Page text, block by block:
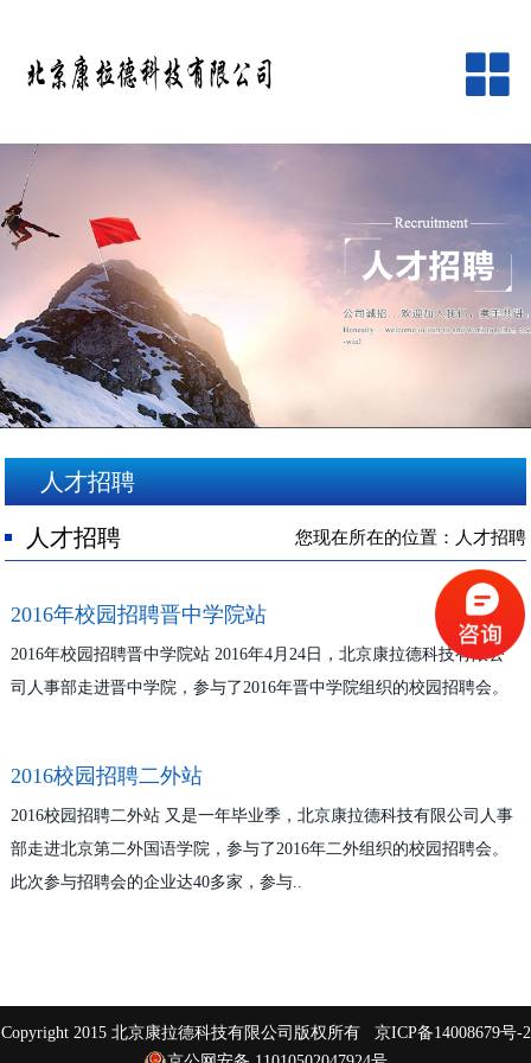
网站首页
公司简介
品牌中心
新闻资讯
客户服务
在线留言
人才招聘
人才招聘
人才招聘 您现在所在的位置：人才招聘
2016年校园招聘晋中学院站
2016年校园招聘晋中学院站 2016年4月24日，北京康拉德科技有限公
司人事部走进晋中学院，参与了2016年晋中学院组织的校园招聘会。
2016校园招聘二外站
2016校园招聘二外站 又是一年毕业季，北京康拉德科技有限公司人事
部走进北京第二外国语学院，参与了2016年二外组织的校园招聘会。
此次参与招聘会的企业达40多家，参与..
Copyright 2015 北京康拉德科技有限公司版权所有 京ICP备14008679号-2